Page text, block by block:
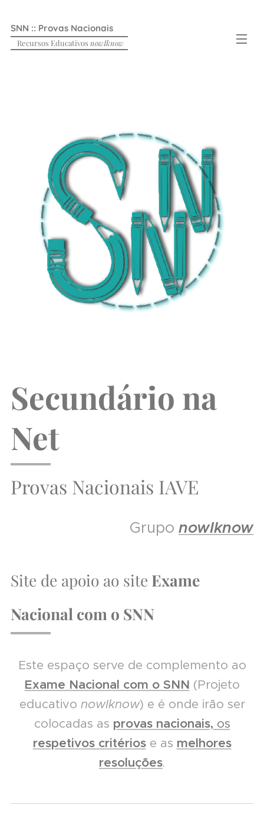
SNN :: Provas Nacionais
Recursos Educativos nowIknow
Secundário na
Net
Provas Nacionais IAVE
Grupo nowIknow
Site de apoio ao site Exame
Nacional com o SNN
Este espaço serve de complemento ao
Exame Nacional com o SNN (Projeto
educativo nowIknow) e é onde irão ser
colocadas as provas nacionais, os
respetivos critériose as melhores
resoluções.